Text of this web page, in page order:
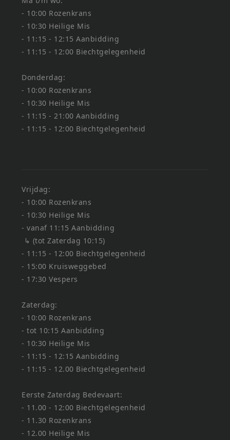
- 10:00 Rozenkrans
- 10:30 Heilige Mis
- 11:15 - 12:15 Aanbidding
- 11:15 - 12:00 Biechtgelegenheid
Donderdag:
- 10:00 Rozenkrans
- 10:30 Heilige Mis
- 11:15 - 21:00 Aanbidding
- 11:15 - 12:00 Biechtgelegenheid
Vrijdag:
- 10:00 Rozenkrans
- 10:30 Heilige Mis
- vanaf 11:15 Aanbidding
↳ (tot Zaterdag 10:15)
- 11:15 - 12:00 Biechtgelegenheid
- 15:00 Kruisweggebed
- 17:30 Vespers
Zaterdag:
- 10:00 Rozenkrans
- tot 10:15 Aanbidding
- 10:30 Heilige Mis
- 11:15 - 12:15 Aanbidding
- 11:15 - 12.00 Biechtgelegenheid
Eerste Zaterdag Bedevaart:
- 11.00 - 12:00 Biechtgelegenheid
- 11.30 Rozenkrans
- 12.00 Heilige Mis